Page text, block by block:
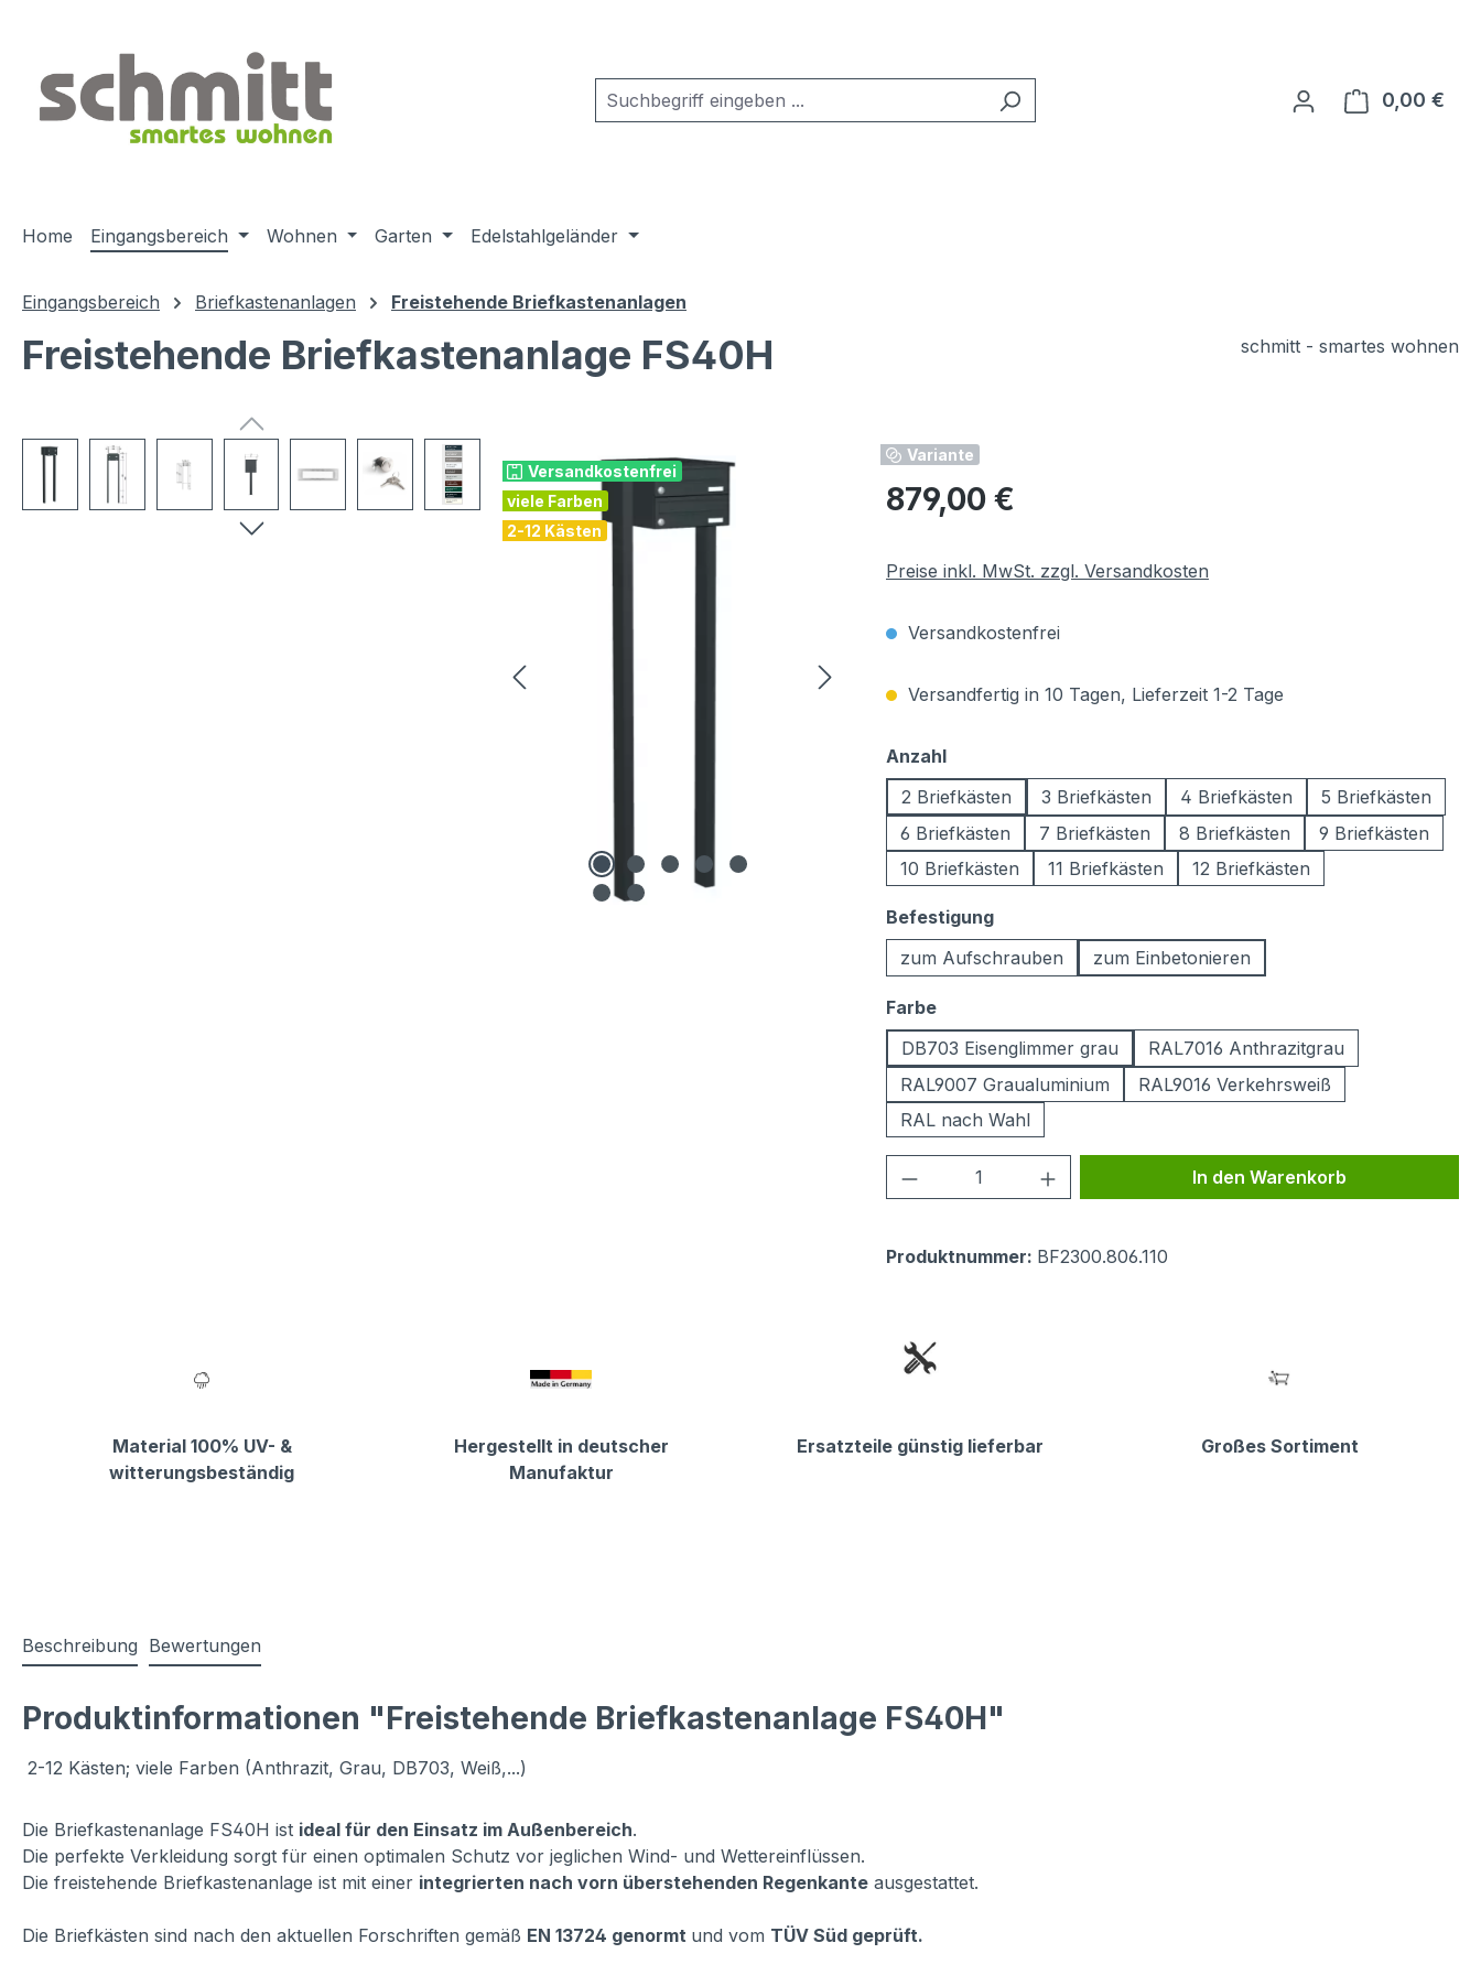
0,00 €
Home Eingangsbereich Wohnen Garten Edelstahlgeländer
Eingangsbereich Briefkastenanlagen Freistehende Briefkastenanlagen
Freistehende Briefkastenanlage FS40H schmitt - smartes wohnen
Bildergalerie überspringen
Versandkostenfrei
viele Farben
2-12 Kästen
Variante
Regulärer Preis:
879,00 €
Preise inkl. MwSt. zzgl. Versandkosten
Versandkostenfrei
Versandfertig in 10 Tagen, Lieferzeit 1-2 Tage
Anzahlauswählen
2 Briefkästen
3 Briefkästen 4 Briefkästen
5 Briefkästen
6 Briefkästen
7 Briefkästen 8 Briefkästen
9 Briefkästen
10 Briefkästen
11 Briefkästen 12 Briefkästen
Befestigungauswählen
zum Aufschrauben
zum Einbetonieren
Farbeauswählen
DB703 Eisenglimmer grau
RAL7016 Anthrazitgrau
RAL9007 Graualuminium
RAL9016 Verkehrsweiß
RAL nach Wahl
Produkt Anzahl: Gib den gewünschten Wert
In den Warenkorb
Produktnummer: BF2300.806.110
Material 100% UV- &
witterungsbeständig
Hergestellt in deutscher
Manufaktur
Ersatzteile günstig lieferbar Großes Sortiment
Beschreibung Bewertungen
Produktinformationen "Freistehende Briefkastenanlage FS40H"
2-12 Kästen; viele Farben (Anthrazit, Grau, DB703, Weiß,...)
Die Briefkastenanlage FS40H ist ideal für den Einsatz im Außenbereich.
Die perfekte Verkleidung sorgt für einen optimalen Schutz vor jeglichen Wind- und Wettereinflüssen.
Die freistehende Briefkastenanlage ist mit einer integrierten nach vorn überstehenden Regenkante ausgestattet.
Die Briefkästen sind nach den aktuellen Forschriften gemäß EN 13724 genormt und vom TÜV Süd geprüft.